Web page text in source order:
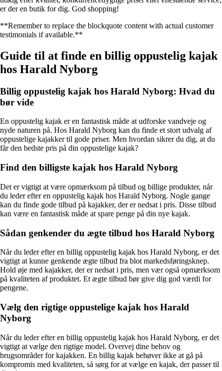
er der en butik for dig. God shopping!
**Remember to replace the blockquote content with actual customer
testimonials if available.**
Guide til at finde en billig oppustelig kajak
hos Harald Nyborg
Billig oppustelig kajak hos Harald Nyborg: Hvad du
bør vide
En oppustelig kajak er en fantastisk måde at udforske vandveje og
nyde naturen på. Hos Harald Nyborg kan du finde et stort udvalg af
oppustelige kajakker til gode priser. Men hvordan sikrer du dig, at du
får den bedste pris på din oppustelige kajak?
Find den billigste kajak hos Harald Nyborg
Det er vigtigt at være opmærksom på tilbud og billige produkter, når
du leder efter en oppustelig kajak hos Harald Nyborg. Nogle gange
kan du finde gode tilbud på kajakker, der er nedsat i pris. Disse tilbud
kan være en fantastisk måde at spare penge på din nye kajak.
Sådan genkender du ægte tilbud hos Harald Nyborg
Når du leder efter en billig oppustelig kajak hos Harald Nyborg, er det
vigtigt at kunne genkende ægte tilbud fra blot markedsføringsknep.
Hold øje med kajakker, der er nedsat i pris, men vær også opmærksom
på kvaliteten af produktet. Et ægte tilbud bør give dig god værdi for
pengene.
Vælg den rigtige oppustelige kajak hos Harald
Nyborg
Når du leder efter en billig oppustelig kajak hos Harald Nyborg, er det
vigtigt at vælge den rigtige model. Overvej dine behov og
brugsområder for kajakken. En billig kajak behøver ikke at gå på
kompromis med kvaliteten, så sørg for at vælge en kajak, der passer til